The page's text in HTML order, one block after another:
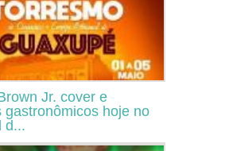
Jr. cover e
gastronômicos hoje no
d...